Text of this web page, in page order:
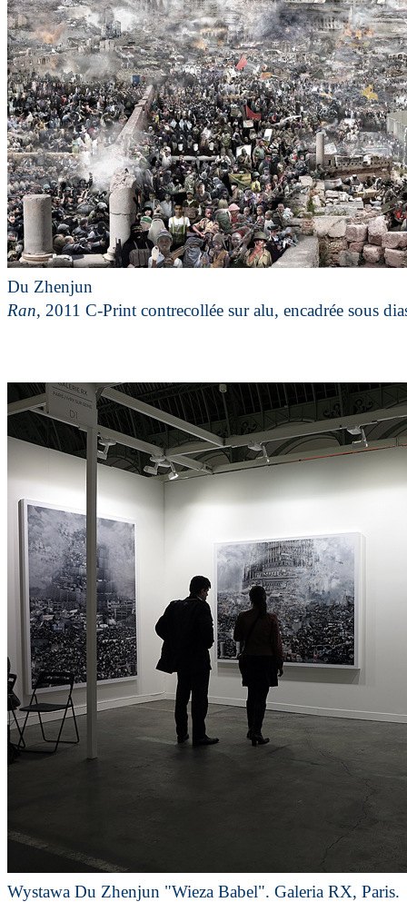
Du Zhenjun
Ran, 2011 C-Print contrecollée sur alu, encadrée sous
Wystawa Du Zhenjun "Wieza Babel". Galeria RX, Paris.